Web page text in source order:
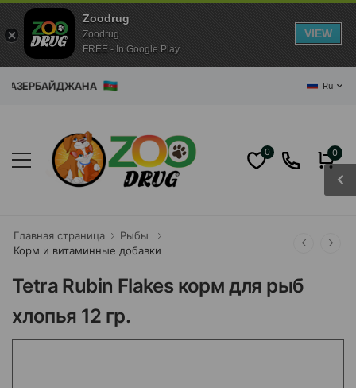
Ru
0 0
Главная страница
Рыбы
Корм и витаминные добавки
Tetra Rubin Flakes корм для рыб
хлопья 12 гр.
Zoodrug
Zoodrug
FREE - In Google Play
VIEW